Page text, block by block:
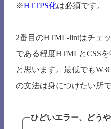
※HTTPS化は必須です。
2番目のHTML-lintはチェ
である程度HTMLとCSS
と思います。最低でも
の文法は身につけたい所で
ひどいエラー、どう